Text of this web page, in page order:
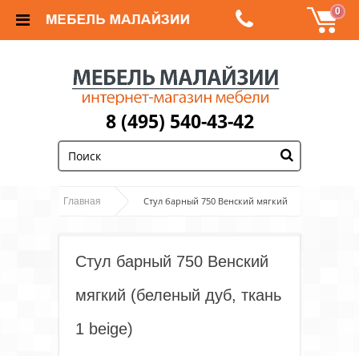
0
8 (495) 540-43-42
Главная Стул барный 750 Венский мягкий
Стул барный 750 Венский
мягкий (беленый дуб, ткань
1 beige)